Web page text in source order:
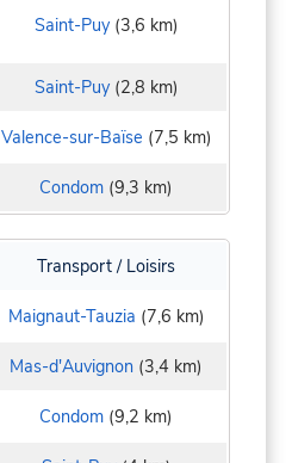
Saint-Puy(3,6 km)
Saint-Puy(2,8 km)
Valence-sur-Baïse (7,5 km)
Condom (9,3 km)
Transport / Loisirs
Maignaut-Tauzia (7,6 km)
Mas-d'Auvignon (3,4 km)
Condom (9,2 km)